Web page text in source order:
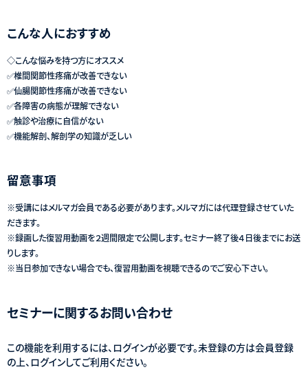
こんな人におすすめ
◇こんな悩みを持つ方にオススメ
✅椎間関節性疼痛が改善できない
✅仙腸関節性疼痛が改善できない
✅各障害の病態が理解できない
✅触診や治療に自信がない
✅機能解剖、解剖学の知識が乏しい
留意事項
※受講にはメルマガ会員である必要があります。メルマガには代理登録させていた
だきます。
※録画した復習用動画を２週間限定で公開します。セミナー終了後４日後までにお送
りします。
※当日参加できない場合でも、復習用動画を視聴できるのでご安心下さい。
セミナーに関するお問い合わせ
この機能を利用するには、ログインが必要です。未登録の方は会員登録
の上、ログインしてご利用ください。